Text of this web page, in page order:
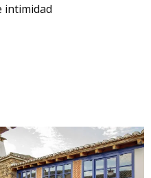
intimidad